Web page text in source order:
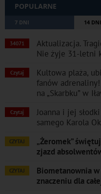
POPULARNE
7 DNI 14 DNI
34071
Aktualizacja.
Nie żyje 31-letni
Czytaj
Kultowa plaża,
fanów
na „Skarbku” w
Czytaj
Joanna i jej
samego Karola
CZYTAJ
„Żeromek”
zjazd
CZYTAJ
Biometanownia
znaczeniu dla